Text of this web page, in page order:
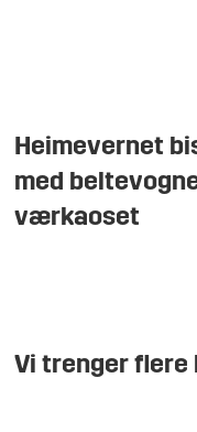
Heimevernet
med
værkaoset
Vi trenger flere